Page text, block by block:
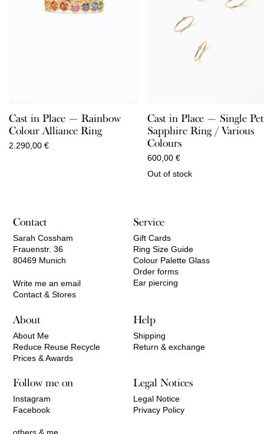
Cast in Place — Rainbow
Colour Alliance Ring
2.290,00 €
Cast in Place — Single
Sapphire Ring / Various
Colours
600,00 €
Out of stock
Contact
Sarah Cossham
Frauenstr. 36
80469 Munich
Write me an email
Contact & Stores
Service
Gift Cards
Ring Size Guide
Colour Palette Glass
Order forms
Ear piercing
About
About Me
Reduce Reuse Recycle
Prices & Awards
Help
Shipping
Return & exchange
Follow me on
Instagram
Facebook
Legal Notices
Legal Notice
Privacy Policy